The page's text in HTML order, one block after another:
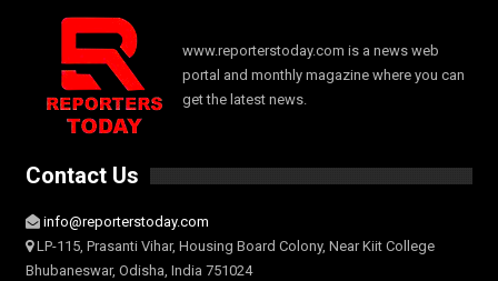
www.reporterstoday.com is a news web
portal and monthly magazine where you can
get the latest news.
Contact Us
info@reporterstoday.com
LP-115, Prasanti Vihar, Housing Board Colony, Near Kiit College
Bhubaneswar, Odisha, India 751024